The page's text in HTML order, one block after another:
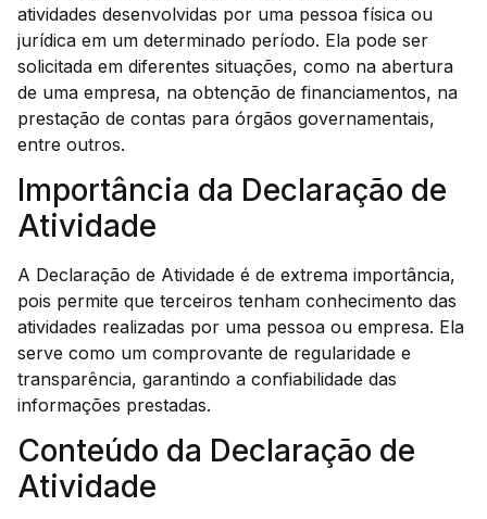
atividades desenvolvidas por uma pessoa física ou
jurídica em um determinado período. Ela pode ser
solicitada em diferentes situações, como na abertura
de uma empresa, na obtenção de financiamentos, na
prestação de contas para órgãos governamentais,
entre outros.
Importância da Declaração de
Atividade
A Declaração de Atividade é de extrema importância,
pois permite que terceiros tenham conhecimento das
atividades realizadas por uma pessoa ou empresa. Ela
serve como um comprovante de regularidade e
transparência, garantindo a confiabilidade das
informações prestadas.
Conteúdo da Declaração de
Atividade